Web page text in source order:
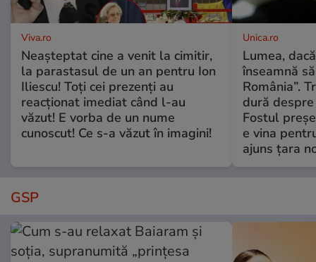
Viva.ro
Neașteptat cine a venit la cimitir,
la parastasul de un an pentru Ion
Iliescu! Toți cei prezenți au
reacționat imediat când l-au
văzut! E vorba de un nume
cunoscut! Ce s-a văzut în imagini!
Unica.ro
Lumea,
înseamnă
România”.
dură
Fostul
e vina
ajuns țara
GSP